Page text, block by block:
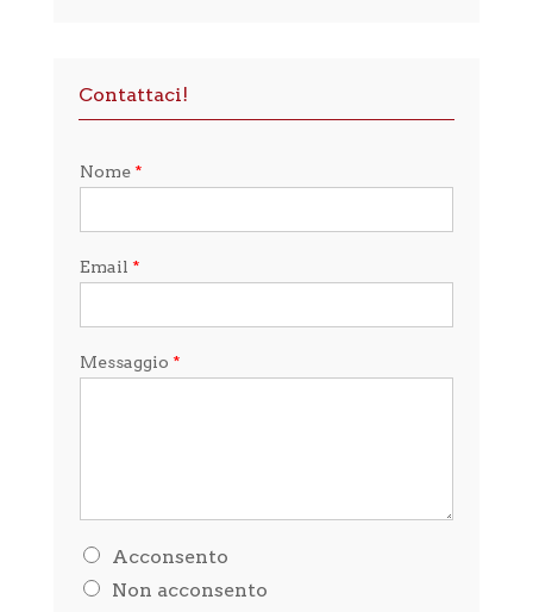
Contattaci!
Nome *
Email *
Messaggio *
H
l
Acconsento
Non acconsento